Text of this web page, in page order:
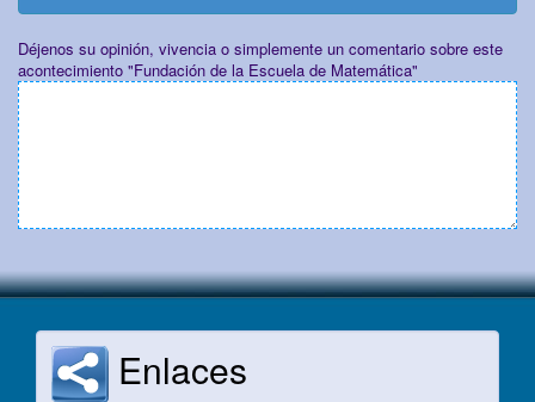
Déjenos su opinión, vivencia o simplemente un comentario sobre este
acontecimiento "Fundación de la Escuela de Matemática"
Enlaces